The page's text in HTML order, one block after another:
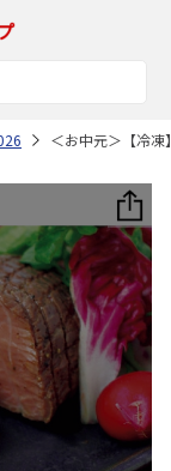
＜お中元＞【冷凍